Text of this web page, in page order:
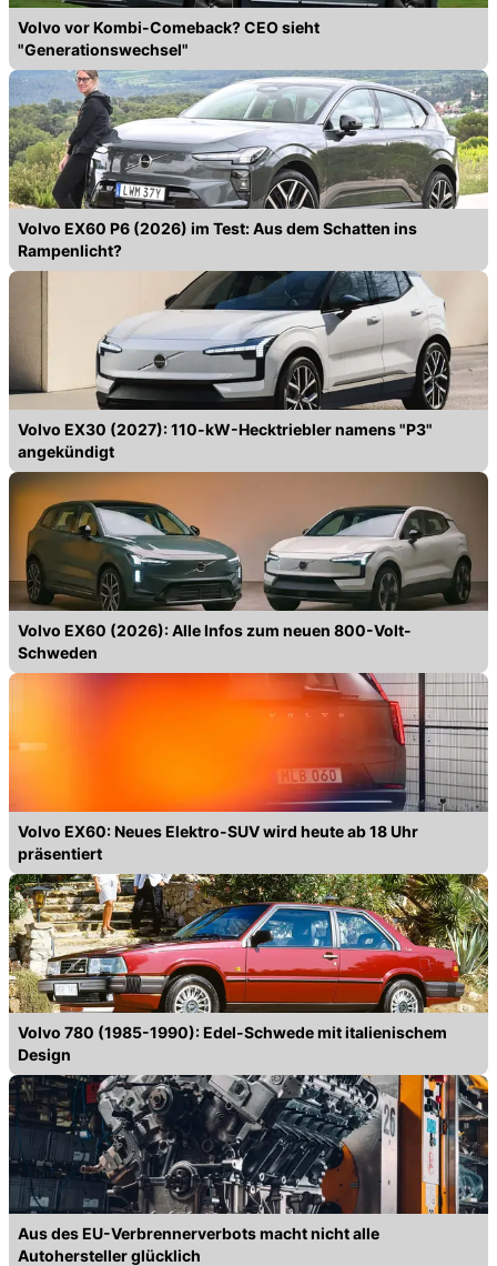
Volvo vor Kombi-Comeback? CEO sieht
"Generationswechsel"
Volvo EX60 P6 (2026) im Test: Aus dem Schatten ins
Rampenlicht?
Volvo EX30 (2027): 110-kW-Hecktriebler namens "P3"
angekündigt
Volvo EX60 (2026): Alle Infos zum neuen 800-Volt-
Schweden
Volvo EX60: Neues Elektro-SUV wird heute ab 18 Uhr
präsentiert
Volvo 780 (1985-1990): Edel-Schwede mit italienischem
Design
Aus des EU-Verbrennerverbots macht nicht alle
Autohersteller glücklich